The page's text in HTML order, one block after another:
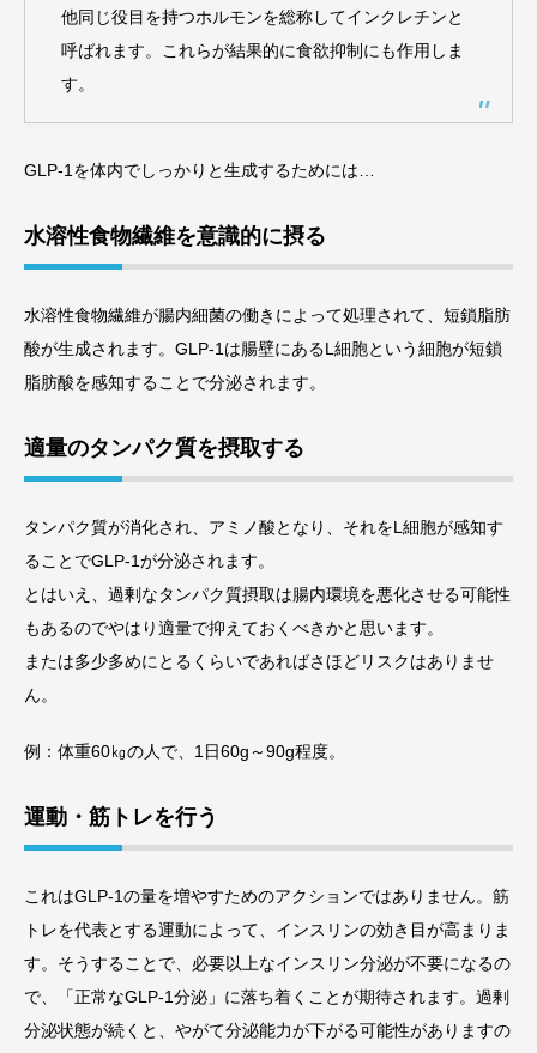
他同じ役目を持つホルモンを総称してインクレチンと
呼ばれます。これらが結果的に食欲抑制にも作用しま
す。
GLP-1を体内でしっかりと生成するためには…
水溶性食物繊維を意識的に摂る
水溶性食物繊維が腸内細菌の働きによって処理されて、短鎖脂肪
酸が生成されます。GLP-1は腸壁にあるL細胞という細胞が短鎖
脂肪酸を感知することで分泌されます。
適量のタンパク質を摂取する
タンパク質が消化され、アミノ酸となり、それをL細胞が感知す
ることでGLP-1が分泌されます。
とはいえ、過剰なタンパク質摂取は腸内環境を悪化させる可能性
もあるのでやはり適量で抑えておくべきかと思います。
または多少多めにとるくらいであればさほどリスクはありませ
ん。
例：体重60㎏の人で、1日60g～90g程度。
運動・筋トレを行う
これはGLP-1の量を増やすためのアクションではありません。筋
トレを代表とする運動によって、インスリンの効き目が高まりま
す。そうすることで、必要以上なインスリン分泌が不要になるの
で、「正常なGLP-1分泌」に落ち着くことが期待されます。過剰
分泌状態が続くと、やがて分泌能力が下がる可能性がありますの